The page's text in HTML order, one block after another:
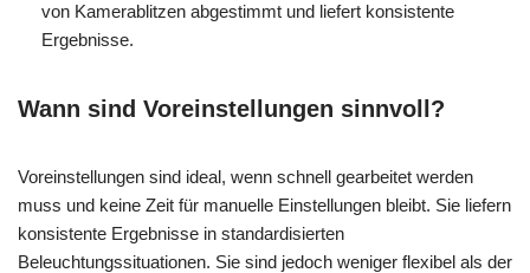
von Kamerablitzen abgestimmt und liefert konsistente
Ergebnisse.
Wann sind Voreinstellungen sinnvoll?
Voreinstellungen sind ideal, wenn schnell gearbeitet werden
muss und keine Zeit für manuelle Einstellungen bleibt. Sie liefern
konsistente Ergebnisse in standardisierten
Beleuchtungssituationen. Sie sind jedoch weniger flexibel als der